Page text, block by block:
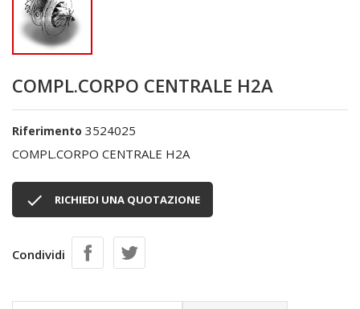
COMPL.CORPO CENTRALE H2A
Riferimento 3524025
COMPL.CORPO CENTRALE H2A
 RICHIEDI UNA QUOTAZIONE
Condividi